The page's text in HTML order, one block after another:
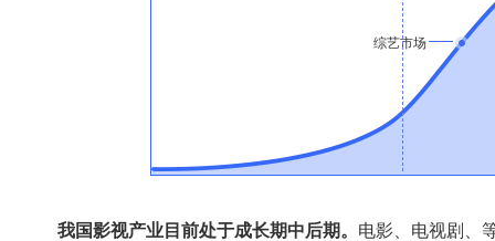
综艺市场
我国影视产业目前处于成长期中后期。 电影、电视剧、